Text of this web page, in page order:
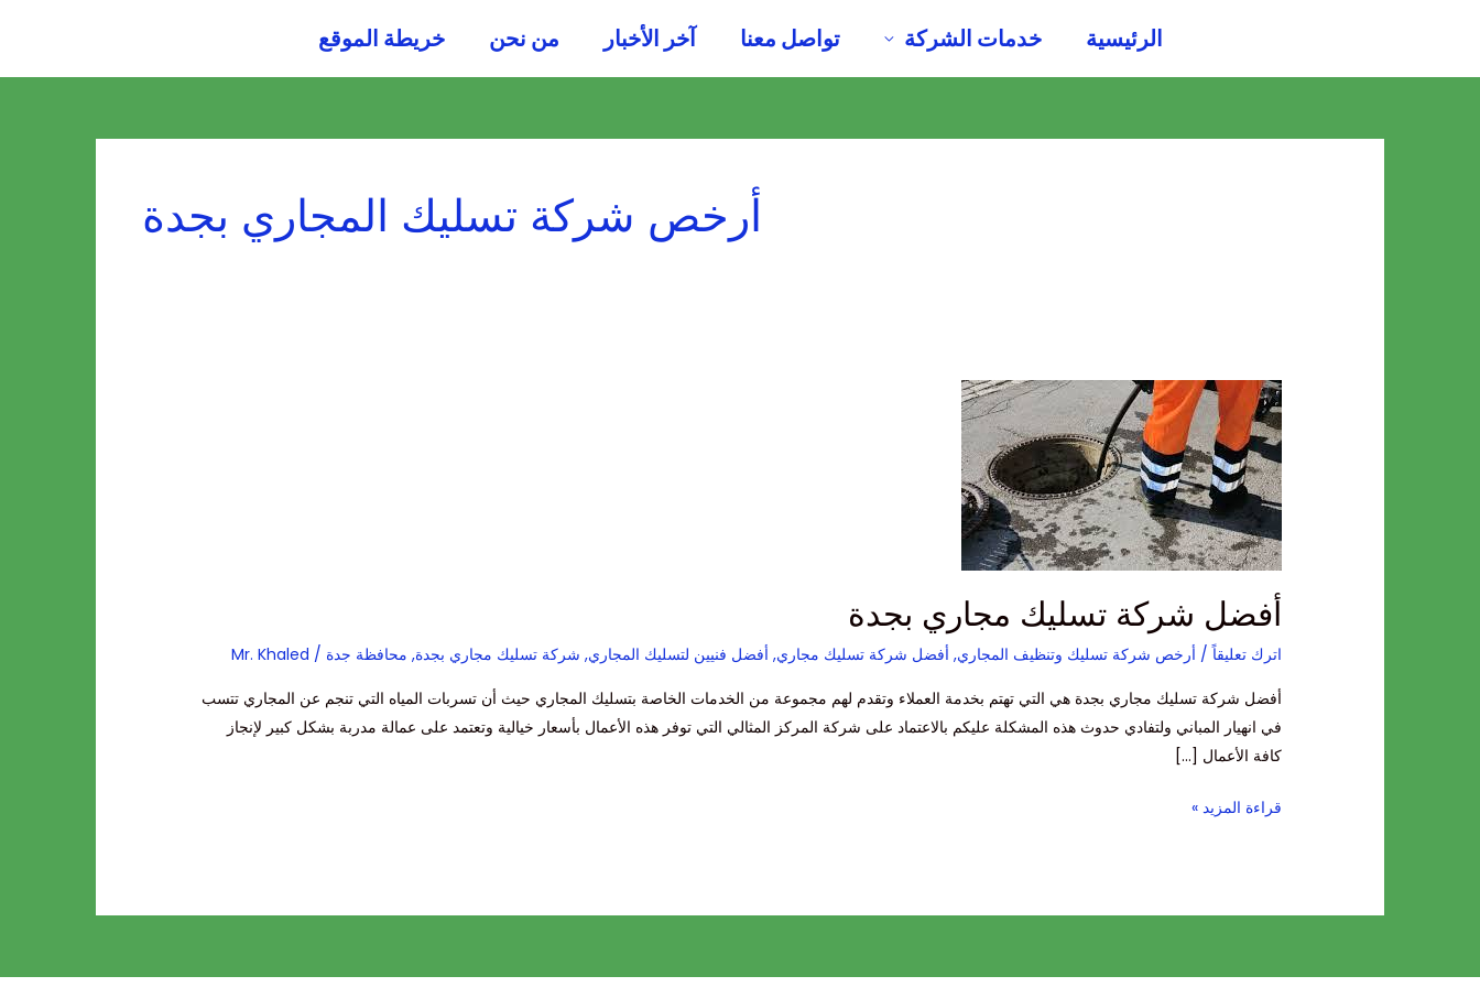
الرئيسية خدمات الشركة تواصل معنا آخر الأخبار من نحن خريطة الموقع
أرخص شركة تسليك المجاري بجدة
أفضل شركة تسليك مجاري بجدة
اترك تعليقاً / أرخص شركة تسليك وتنظيف المجاري, أفضل شركة تسليك مجاري, أفضل فنيين لتسليك المجاري, شركة تسليك مجاري بجدة, محافظة جدة /
Mr. Khaled
أفضل شركة تسليك مجاري بجدة هي التي تهتم بخدمة العملاء وتقدم لهم مجموعة من الخدمات الخاصة بتسليك المجاري حيث أن تسربات المياه التي تنجم عن المجاري تتسب
في انهيار المباني ولتفادي حدوث هذه المشكلة عليكم بالاعتماد على شركة المركز المثالي التي توفر هذه الأعمال بأسعار خيالية وتعتمد على عمالة مدربة بشكل كبير لإنجاز
كافة الأعمال […]
أفضل
شركة
تسليك
مجاري
بجدة
قراءة المزيد »